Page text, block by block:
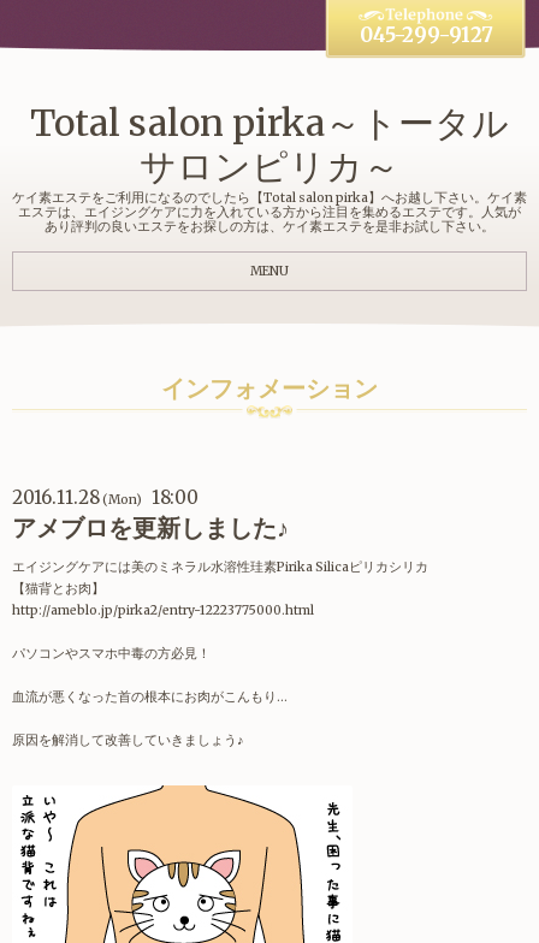
Total salon pirka～トータル
サロンピリカ～
ケイ素エステをご利用になるのでしたら【Total salon pirka】へお越し下さい。ケイ素
エステは、エイジングケアに力を入れている方から注目を集めるエステです。人気が
あり評判の良いエステをお探しの方は、ケイ素エステを是非お試し下さい。
045-299-9127
MENU
インフォメーション
2016.11.28(Mon) 18:00
アメブロを更新しました♪
エイジングケアには美のミネラル水溶性珪素Pirika Silicaピリカシリカ
【猫背とお肉】
http://ameblo.jp/pirka2/entry-12223775000.html
パソコンやスマホ中毒の方必見！
血流が悪くなった首の根本にお肉がこんもり…
原因を解消して改善していきましょう♪